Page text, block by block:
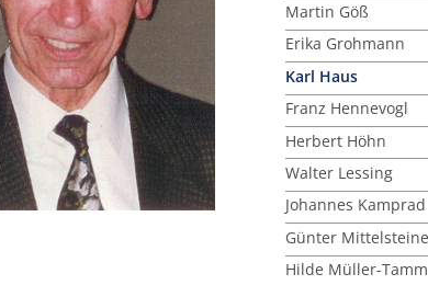
Martin Göß
Erika Grohmann
Karl Haus
Franz Hennevogl
Herbert Höhn
Walter Lessing
Johannes Kamprad
Günter
Hilde Müller-Tamm